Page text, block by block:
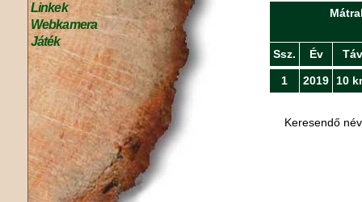
Linkek
Webkamera
Játék
Ssz. Év Táv
1 2019 10
Keresendő